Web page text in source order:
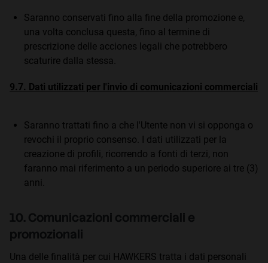
Saranno conservati fino alla fine della promozione e,
una volta conclusa questa, fino al termine di
prescrizione delle acciones legali che potrebbero
scaturire dalla stessa.
9.7. Dati utilizzati per l'invio di comunicazioni commerciali
Saranno trattati fino a che l'Utente non vi si opponga o
revochi il proprio consenso. I dati utilizzati per la
creazione di profili, ricorrendo a fonti di terzi, non
faranno mai riferimento a un periodo superiore ai tre (3)
anni.
10. Comunicazioni commerciali e
promozionali
Una delle finalità per cui HAWKERS tratta i dati personali